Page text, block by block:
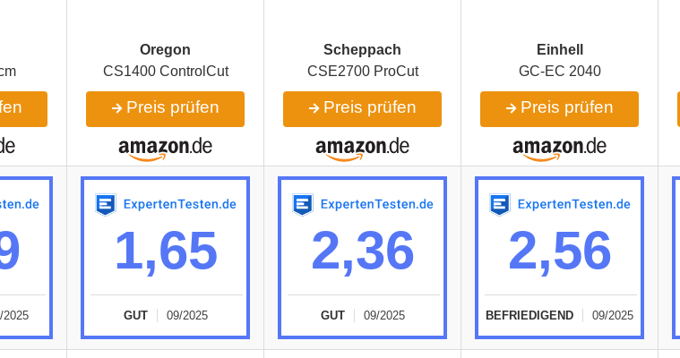
Oregon Scheppach
Einhell
CS1400 ControlCut CSE2700 ProCut GC-EC 2040
Preis prüfen Preis prüfen Preis prüfen
2025
1,65
GUT 09/2025
2,36
GUT 09/2025
2,56
BEFRIEDIGEND 09/2025